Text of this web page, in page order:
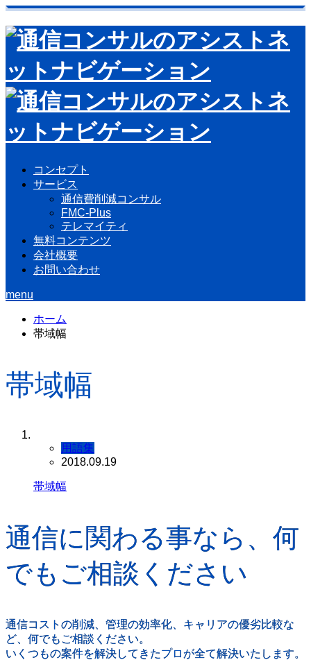
コンセプト
サービス
通信費削減コンサル
FMC-Plus
テレマイティ
無料コンテンツ
会社概要
お問い合わせ
menu
ホーム
帯域幅
帯域幅
用語集
2018.09.19
帯域幅
通信に関わる事なら、何
でもご相談ください
通信コストの削減、管理の効率化、キャリアの優劣比較な
ど、何でもご相談ください。
いくつもの案件を解決してきたプロが全て解決いたします。